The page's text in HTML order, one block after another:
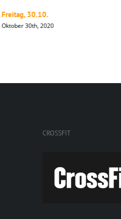
Freitag, 30.10.
Oktober 30th, 2020
CROSSFIT